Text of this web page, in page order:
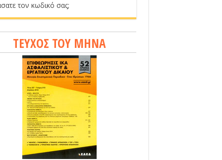
τον κωδικό σας;
ΤΕΥΧΟΣ ΤΟΥ ΜΗΝΑ